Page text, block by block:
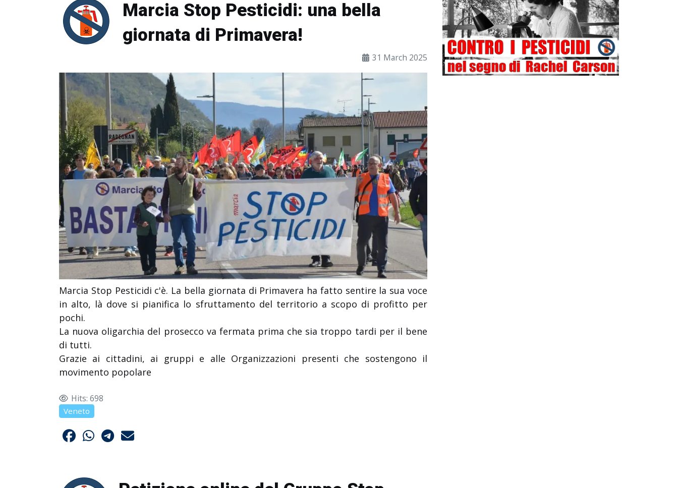
Marcia Stop Pesticidi: una bella
giornata di Primavera!
31 March 2025
Marcia Stop Pesticidi c'è. La bella giornata di Primavera ha fatto sentire la sua voce
in alto, là dove si pianifica lo sfruttamento del territorio a scopo di profitto per
pochi.
La nuova oligarchia del prosecco va fermata prima che sia troppo tardi per il bene
di tutti.
Grazie ai cittadini, ai gruppi e alle Organizzazioni presenti che sostengono il
movimento popolare
Hits: 698
Veneto